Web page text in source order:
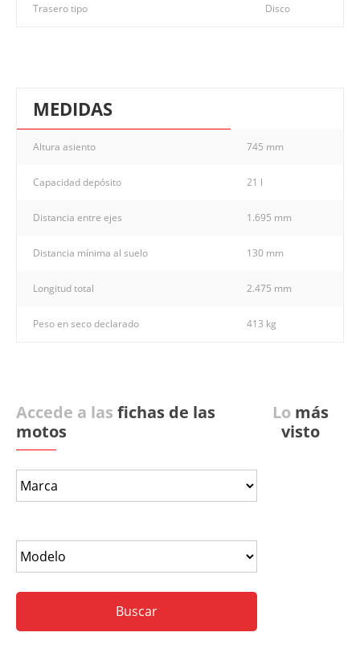
Trasero tipo Disco
MEDIDAS
Altura asiento 745 mm
Capacidad depósito 21 l
Distancia entre ejes 1.695 mm
Distancia mínima al suelo 130 mm
Longitud total 2.475 mm
Peso en seco declarado 413 kg
Accede a las fichas de las
motos
Lo más
visto